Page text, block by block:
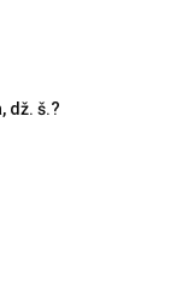
dž. š.?